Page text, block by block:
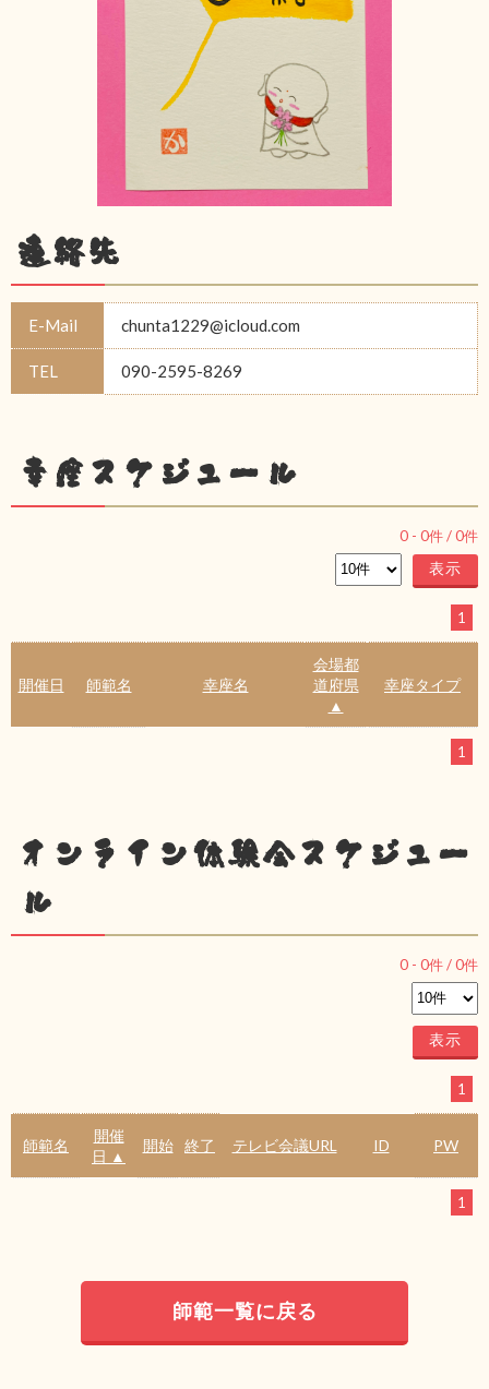
連絡先
E-Mail chunta1229@icloud.com
TEL 090-2595-8269
幸座スケジュール
0 - 0件 /0件
1
開催日 師範名 幸座名
会場都
道府県
▲
幸座タイプ
1
オンライン体験会スケジュー
ル
0 - 0件 /0件
1
師範名
開催
日 ▲
開始 終了 テレビ会議URL ID PW
1
師範一覧に戻る